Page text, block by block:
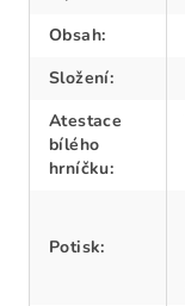
Obsah:
Složení:
Atestace
bílého
hrníčku:
Potisk: